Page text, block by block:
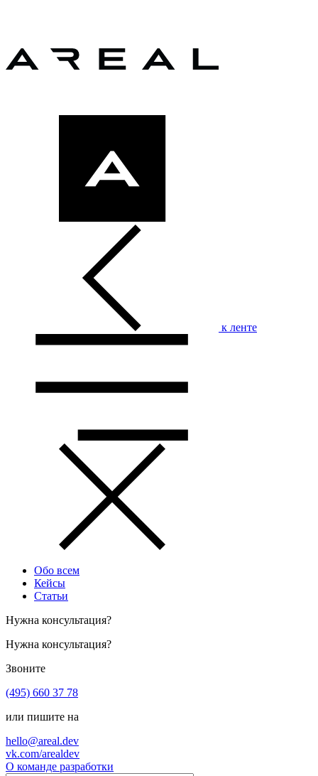
к ленте
Обо всем
Кейсы
Статьи
Нужна консультация?
Нужна консультация?
Звоните
(495) 660 37 78
или пишите на
hello@areal.dev
vk.com/arealdev
О команде разработки